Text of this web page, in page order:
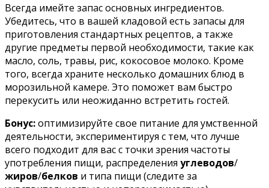
Всегда имейте запас основных ингредиентов.
Убедитесь, что в вашей кладовой есть запасы для
приготовления стандартных рецептов, а также
другие предметы первой необходимости, такие как
масло, соль, травы, рис, кокосовое молоко. Кроме
того, всегда храните несколько домашних блюд в
морозильной камере. Это поможет вам быстро
перекусить или неожиданно встретить гостей.
Бонус:оптимизируйте свое питание для умственной
деятельности, экспериментируя с тем, что лучше
всего подходит для вас с точки зрения частоты
употребления пищи, распределения углеводов/
жиров/белков и типа пищи (следите за